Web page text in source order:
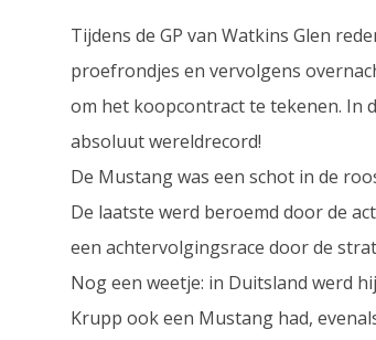
Tijdens de GP van Watkins Glen
proefrondjes en vervolgens
om het koopcontract te tekenen. In
absoluut wereldrecord!
De Mustang was een schot in de
De laatste werd beroemd door de
een achtervolgingsrace door de
Nog een weetje: in Duitsland werd
Krupp ook een Mustang had,